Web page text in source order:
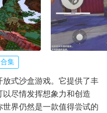
集
式沙盒游戏。它提供了丰
尽情发挥想象力和创造
界仍然是一款值得尝试的